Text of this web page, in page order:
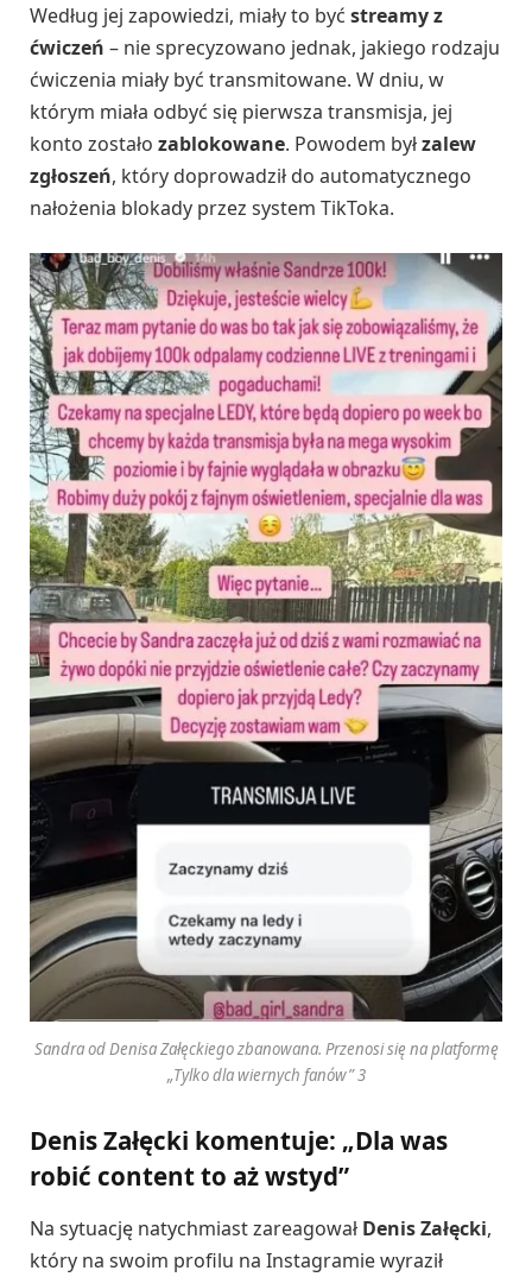
Według jej zapowiedzi, miały to być streamy z
ćwiczeń – nie sprecyzowano jednak, jakiego rodzaju
ćwiczenia miały być transmitowane. W dniu, w
którym miała odbyć się pierwsza transmisja, jej
konto zostało zablokowane. Powodem byłzalew
zgłoszeń, który doprowadził do automatycznego
nałożenia blokady przez system TikToka.
Sandra od Denisa Załęckiego zbanowana. Przenosi się na platformę
„Tylko dla wiernych fanów” 3
Denis Załęcki komentuje: „Dla was
robić content to aż wstyd”
Na sytuację natychmiast zareagował Denis Załęcki,
który na swoim profilu na Instagramie wyraził